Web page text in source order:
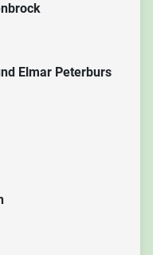
Elmar Peterburs